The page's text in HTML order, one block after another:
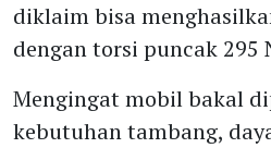
diklaim bisa
dengan torsi puncak 295
Mengingat mobil bakal
kebutuhan tambang,